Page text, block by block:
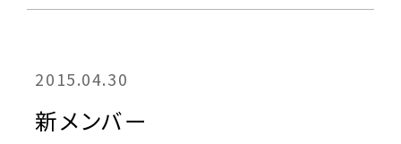
2015.04.30
新メンバー